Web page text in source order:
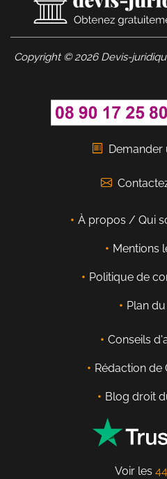
Copyright © 2026 Devis-
Demander
À propos / Qui
Mentions
Politique de
Plan
Conseils
Rédaction de
Blog droit
Voir les